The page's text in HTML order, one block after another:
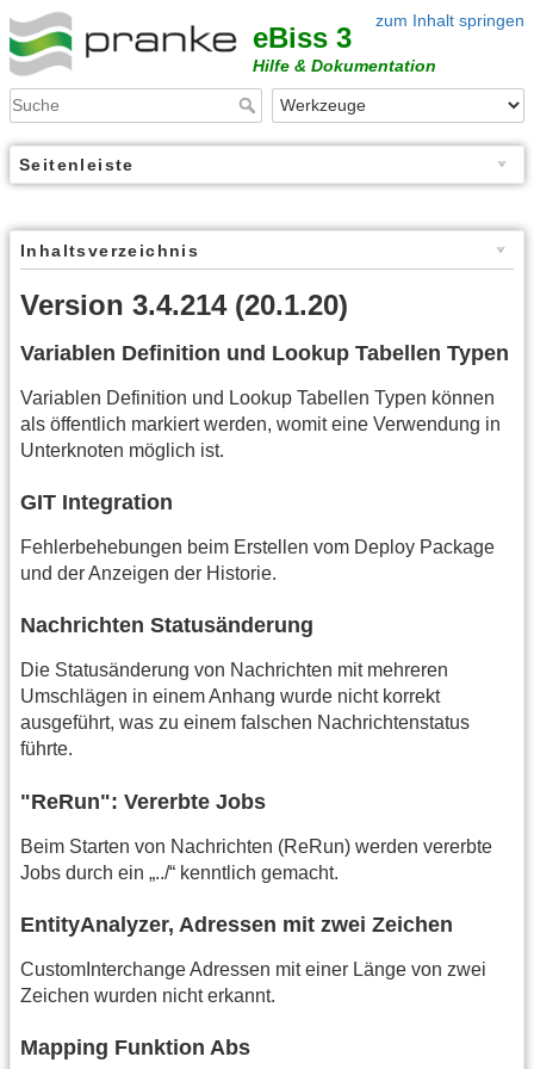
zum Inhalt springen
eBiss 3
Hilfe & Dokumentation
Seitenleiste
Inhaltsverzeichnis
Version 3.4.214 (20.1.20)
Variablen Definition und Lookup Tabellen Typen
Variablen Definition und Lookup Tabellen Typen können
als öffentlich markiert werden, womit eine Verwendung in
Unterknoten möglich ist.
GIT Integration
Fehlerbehebungen beim Erstellen vom Deploy Package
und der Anzeigen der Historie.
Nachrichten Statusänderung
Die Statusänderung von Nachrichten mit mehreren
Umschlägen in einem Anhang wurde nicht korrekt
ausgeführt, was zu einem falschen Nachrichtenstatus
führte.
"ReRun": Vererbte Jobs
Beim Starten von Nachrichten (ReRun) werden vererbte
Jobs durch ein „../“ kenntlich gemacht.
EntityAnalyzer, Adressen mit zwei Zeichen
CustomInterchange Adressen mit einer Länge von zwei
Zeichen wurden nicht erkannt.
Mapping Funktion Abs